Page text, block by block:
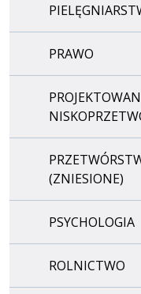
PRAWO
(ZNIESIONE)
PSYCHOLOGIA
ROLNICTWO